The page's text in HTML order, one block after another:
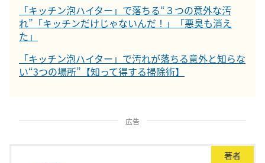
「キッチン泡ハイター」で落ちる“３つの意外な汚
れ”「キッチンだけじゃないんだ！」「悪臭も消え
た」
「キッチン泡ハイター」で汚れが落ちる意外と知らな
い“3つの場所”【知って得する掃除術】
広告
著者